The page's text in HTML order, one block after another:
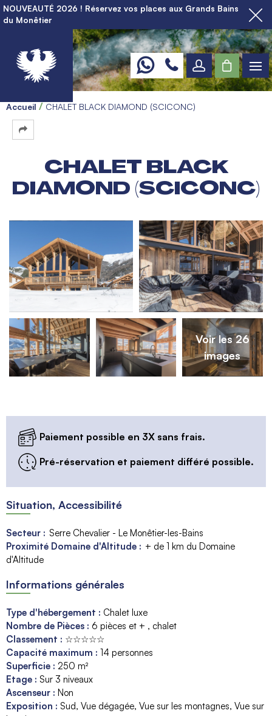
NOUVEAUTÉ 2026 ! Réservez vos places aux Grands Bains
du Monêtier
Accueil CHALET BLACK DIAMOND (SCICONC)
CHALET BLACK
DIAMOND (SCICONC)
Voir les 26
images
Paiement possible en 3X sans frais.
Pré-réservation et paiement différé possible.
Situation, Accessibilité
Secteur : Serre Chevalier - Le Monêtier-les-Bains
Proximité Domaine d'Altitude : + de 1 km du Domaine
d'Altitude
Informations générales
Type d'hébergement : Chalet luxe
Nombre de Pièces : 6 pièces et + , chalet
Classement : ☆☆☆☆☆
Capacité maximum : 14 personnes
Superficie : 250 m²
Etage : Sur 3 niveaux
Ascenseur : Non
Exposition : Sud Vue dégagée Vue sur les montagnes Vue sur